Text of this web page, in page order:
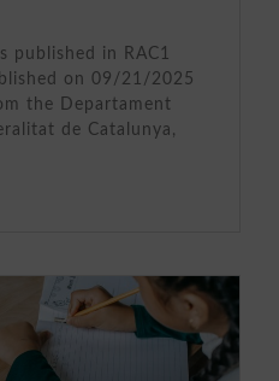
published in RAC1
on 09/21/2025
the Departament
de Catalunya,